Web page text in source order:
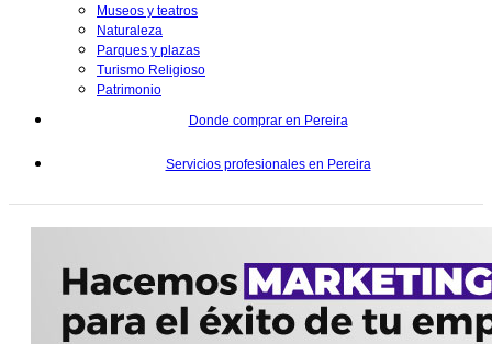
Museos y teatros
Naturaleza
Parques y plazas
Turismo Religioso
Patrimonio
Donde comprar en Pereira
Servicios profesionales en Pereira